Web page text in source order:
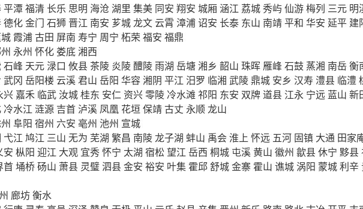
平潭福清 长乐 思明 海沧 湖里 集美 同安 翔安 城厢 涵江 荔城秀屿仙游梅列 三元 明
德化金门 石狮 晋江 南安 芗城龙文 云霄 漳浦诏安 长泰 东山 南靖平和 华安 延平 建
霞浦古田 屏南 寿宁 周宁 柘荣 福安 福鼎
永州 怀化 娄底湘西
石峰 天元 渌口 攸县茶陵 炎陵醴陵雨湖 岳塘湘乡 韶山 珠晖 雁峰 石鼓 蒸湘 南岳衡
武冈 岳阳楼 云溪君山 岳阳 华容湘阴 平江 汨罗 临湘 武陵鼎城 安乡 汉寿 澧县 临澧
兴 嘉禾 临武 汝城桂东 安仁 资兴零陵 冷水滩 祁阳 东安 双牌道县 江永 宁远 蓝山 新
冷水江 涟源 吉首 泸溪 凤凰 花垣保靖古丈 永顺龙山
阜阳 宿州 六安 亳州 池州 宣城
弋江 鸠江 三山 无为 芜湖 繁昌 南陵龙子湖 蚌山 禹会淮上 怀远 五河 固镇 大通 田家
安 枞阳 迎江 大观 宜秀怀宁 太湖 宿松 望江 岳西 桐城 屯溪黄山 徽州 歙县休宁 黟县
首埇桥砀山 萧县 灵璧泗县金安 裕安 叶集 霍邱舒城金寨 霍山 谯城 涡阳 蒙城利辛
廊坊衡水